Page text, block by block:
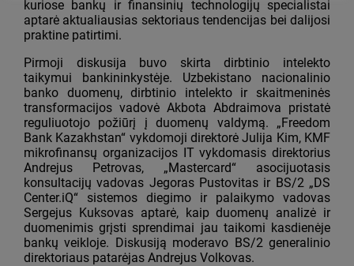
kuriose bankų ir finansinių technologijų specialistai
aptarė aktualiausias sektoriaus tendencijas bei dalijosi
praktine patirtimi.
Pirmoji diskusija buvo skirta dirbtinio intelekto
taikymui bankininkystėje. Uzbekistano nacionalinio
banko duomenų, dirbtinio intelekto ir skaitmeninės
transformacijos vadovė Akbota Abdraimova pristatė
reguliuotojo požiūrį į duomenų valdymą. „Freedom
Bank Kazakhstan“ vykdomoji direktorė Julija Kim, KMF
mikrofinansų organizacijos IT vykdomasis direktorius
Andrejus Petrovas, „Mastercard“ asocijuotasis
konsultacijų vadovas Jegoras Pustovitas ir BS/2 „DS
Center.iQ“ sistemos diegimo ir palaikymo vadovas
Sergejus Kuksovas aptarė, kaip duomenų analizė ir
duomenimis grįsti sprendimai jau taikomi kasdienėje
bankų veikloje. Diskusiją moderavo BS/2 generalinio
direktoriaus patarėjas Andrejus Volkovas.